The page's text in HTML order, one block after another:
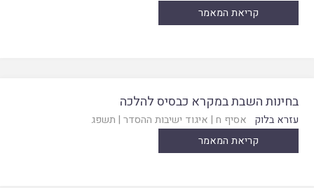
קריאת המאמר
בחינות השבת במקרא כבסיס להלכה
עזרא בלוק אסיף ח | איגוד ישיבות ההסדר | תשפג
קריאת המאמר